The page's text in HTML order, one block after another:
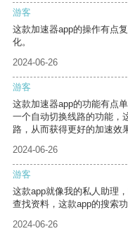
游客
这款加速器app的操作有点
化。
2024-06-26
游客
这款加速器app的功能有点
一个自动切换线路的功能，
路，从而获得更好的加速效
2024-06-26
游客
这款app就像我的私人助理
查找资料，这款app的搜索
2024-06-26